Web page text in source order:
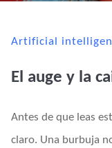
Artificial
El auge y la
Antes de que leas
claro. Una burbuja